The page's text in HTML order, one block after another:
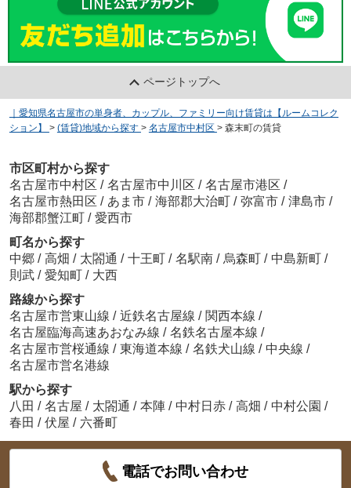
ページトップへ
｜愛知県名古屋市の単身者、カップル、ファミリー向け賃貸は【ルームコレク
ション】
> (賃貸)地域から探す > 名古屋市中村区 > 森末町の賃貸
市区町村から探す
名古屋市中村区 / 名古屋市中川区 / 名古屋市港区 /
名古屋市熱田区 / あま市 / 海部郡大治町 / 弥富市 / 津島市 /
海部郡蟹江町 / 愛西市
町名から探す
中郷 / 高畑 / 太閤通 / 十王町 / 名駅南 / 烏森町 / 中島新町 /
則武 / 愛知町 / 大西
路線から探す
名古屋市営東山線 / 近鉄名古屋線 / 関西本線 /
名古屋臨海高速あおなみ線 / 名鉄名古屋本線 /
名古屋市営桜通線 / 東海道本線 / 名鉄犬山線 / 中央線 /
名古屋市営名港線
駅から探す
八田 / 名古屋 / 太閤通 / 本陣 / 中村日赤 / 高畑 / 中村公園 /
春田 / 伏屋 / 六番町
電話でお問い合わせ